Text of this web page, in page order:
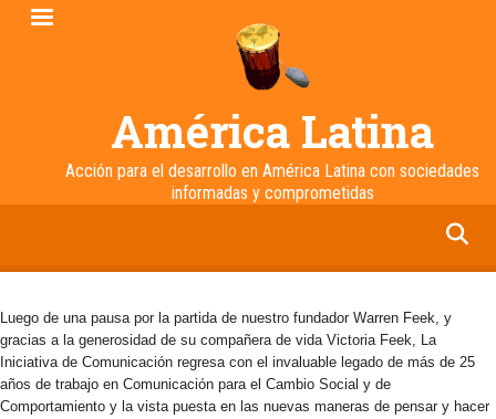
Pasar
América Latina
Acción para el desarrollo en América Latina con sociedades
informadas y comprometidas
Luego de una pausa por la partida de nuestro fundador Warren Feek, y
gracias a la generosidad de su compañera de vida Victoria Feek, La
Iniciativa de Comunicación regresa con el invaluable legado de más de 25
años de trabajo en Comunicación para el Cambio Social y de
Comportamiento y la vista puesta en las nuevas maneras de pensar y hacer